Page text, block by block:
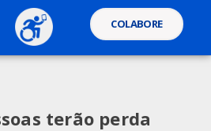
COLABORE
terão perda